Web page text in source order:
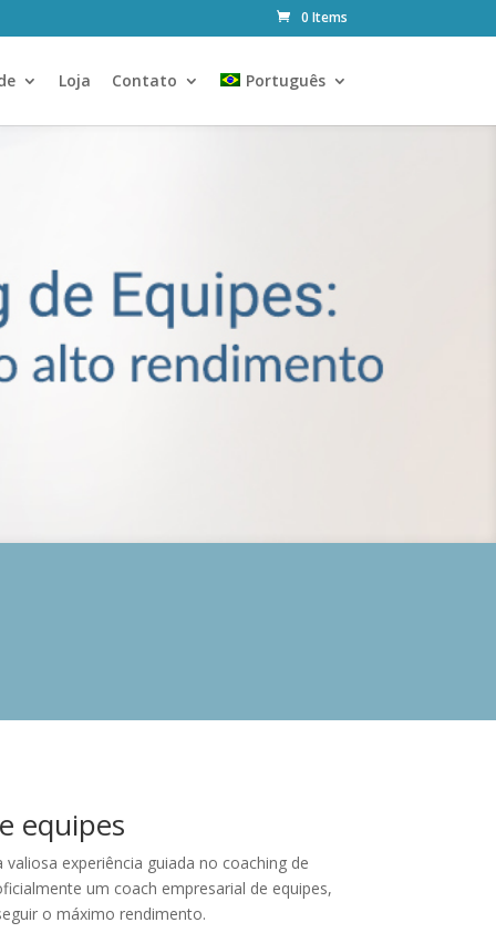
0 Items
Loja Contato Português
equipes
experiência guiada no coaching de
um coach empresarial de equipes,
o máximo rendimento.